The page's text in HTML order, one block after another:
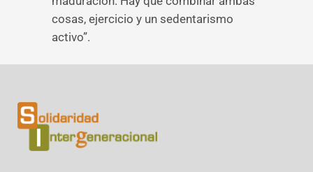
cosas, ejercicio y un sedentarismo
activo”.